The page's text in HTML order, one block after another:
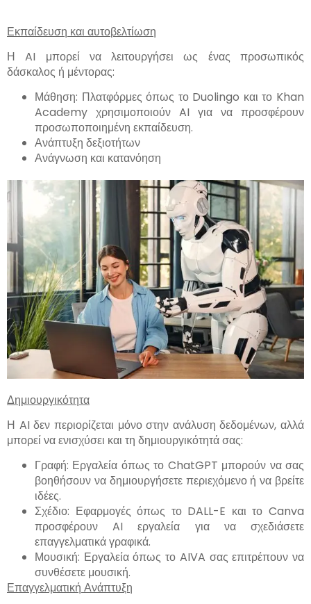
Εκπαίδευση και αυτοβελτίωση
Η AI μπορεί να λειτουργήσει ως ένας προσωπικός
δάσκαλος ή μέντορας:
Μάθηση: Πλατφόρμες όπως το Duolingo και το Khan
Academy χρησιμοποιούν AI για να προσφέρουν
προσωποποιημένη εκπαίδευση.
Ανάπτυξη δεξιοτήτων
Ανάγνωση και κατανόηση
Δημιουργικότητα
Η AI δεν περιορίζεται μόνο στην ανάλυση δεδομένων, αλλά
μπορεί να ενισχύσει και τη δημιουργικότητά σας:
Γραφή: Εργαλεία όπως το ChatGPT μπορούν να σας
βοηθήσουν να δημιουργήσετε περιεχόμενο ή να βρείτε
ιδέες.
Σχέδιο: Εφαρμογές όπως το DALL-E και το Canva
προσφέρουν AI εργαλεία για να σχεδιάσετε
επαγγελματικά γραφικά.
Μουσική: Εργαλεία όπως το AIVA σας επιτρέπουν να
συνθέσετε μουσική.
Επαγγελματική Ανάπτυξη